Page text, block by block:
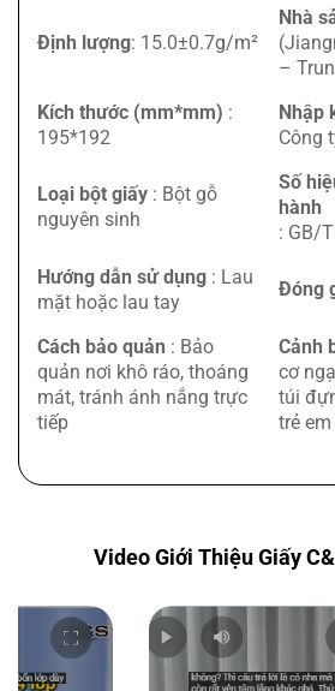
Định lượng: 15.0±0.7g/m²
Nhà
–
Kích thước (mm*mm) :
195*192
Nhập
Công
Loại bột giấy : Bột gỗ
nguyên sinh
Số
hành
: GB/
Hướng dẫn sử dụng : Lau
mặt hoặc lau tay
Đóng
Cách bảo quản : Bảo
quản nơi khô ráo, thoáng
mát, tránh ánh nắng trực
tiếp
Cảnh
cơ
túi
trẻ em
Video Giới Thiệu Giấy